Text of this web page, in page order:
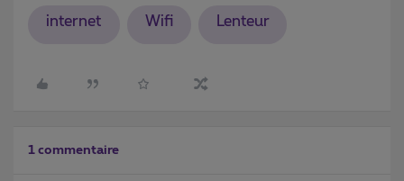
internet Wifi Lenteur
1 commentaire